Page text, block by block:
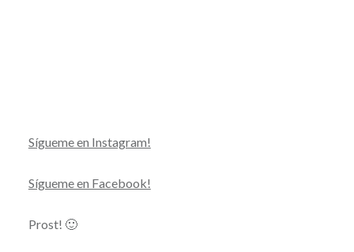
Sígueme en Instagram!
Sígueme en Facebook!
Prost! 🙂